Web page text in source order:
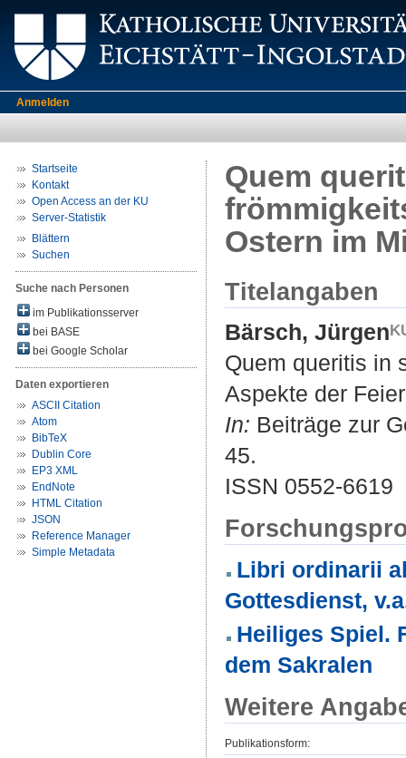
Anmelden
Startseite
Kontakt
Open Access an der KU
Server-Statistik
Blättern
Suchen
Suche nach Personen
im Publikationsserver
bei BASE
bei Google Scholar
Daten exportieren
ASCII Citation
Atom
BibTeX
Dublin Core
EP3 XML
EndNote
HTML Citation
JSON
Reference Manager
Simple Metadata
Quem
Ostern im
Titelangaben
Bärsch, Jürgen
Quem queritis in
Aspekte der
In: Beiträge zur
45.
ISSN 0552-6619
Libri ordinarii
Gottesdienst,
Heiliges Spiel.
dem Sakralen
Weitere
Publikationsform: